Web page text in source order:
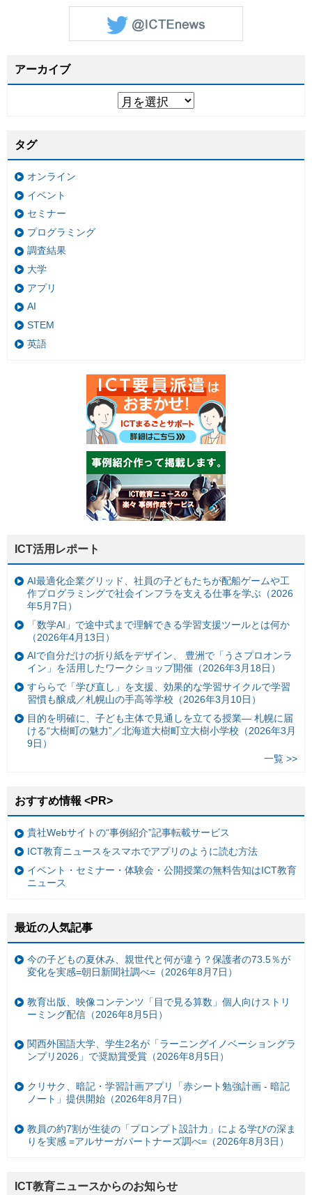
アーカイブ
タグ
オンライン
イベント
セミナー
プログラミング
調査結果
大学
アプリ
AI
STEM
英語
ICT活用レポート
AI最適化企業グリッド、社員の子どもたちが配船ゲームや工
作プログラミングで社会インフラを支える仕事を学ぶ（2026
年5月7日）
「数学AI」で途中式まで理解できる学習支援ツールとは何か
（2026年4月13日）
AIで自分だけの折り紙をデザイン、 豊洲で「うさプロオンラ
イン」を活用したワークショップ開催（2026年3月18日）
すららで「学び直し」を支援、効果的な学習サイクルで学習
習慣も醸成／札幌山の手高等学校（2026年3月10日）
目的を明確に、子ども主体で見通しを立てる授業— 札幌に届
ける“大樹町の魅力”／北海道大樹町立大樹小学校（2026年3月
9日）
一覧 >>
おすすめ情報 <PR>
貴社Webサイトの“事例紹介”記事転載サービス
ICT教育ニュースをスマホでアプリのように読む方法
イベント・セミナー・体験会・公開授業の無料告知はICT教育
ニュース
最近の人気記事
今の子どもの夏休み、親世代と何が違う？保護者の73.5％が
変化を実感=朝日新聞社調べ=（2026年8月7日）
教育出版、映像コンテンツ「目で見る算数」個人向けストリ
ーミング配信（2026年8月5日）
関西外国語大学、学生2名が「ラーニングイノベーショングラ
ンプリ2026」で奨励賞受賞（2026年8月5日）
クリサク、暗記・学習計画アプリ「赤シート勉強計画 - 暗記
ノート」提供開始（2026年8月7日）
教員の約7割が生徒の「プロンプト設計力」による学びの深ま
りを実感 =アルサーガパートナーズ調べ=（2026年8月3日）
ICT教育ニュースからのお知らせ